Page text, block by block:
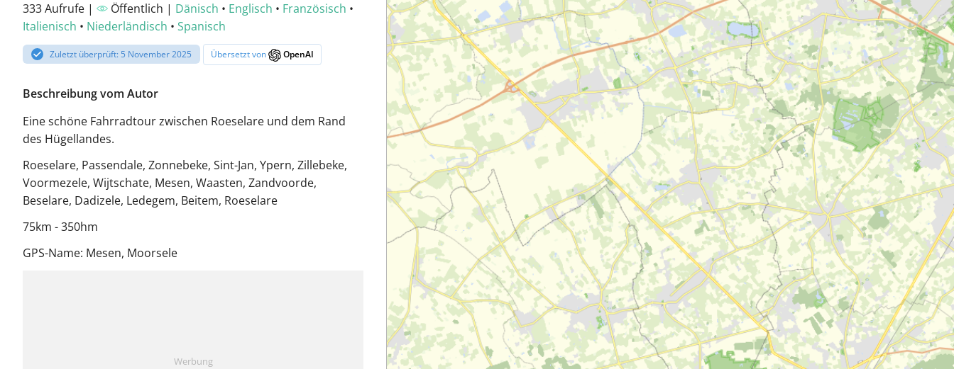
333 Aufrufe | Öffentlich | Dänisch • Englisch • Französisch •
Italienisch • Niederländisch • Spanisch
Zuletzt überprüft: 5 November 2025 Übersetzt von OpenAI
Beschreibung vom Autor
Eine schöne Fahrradtour zwischen Roeselare und dem Rand
des Hügellandes.
Roeselare, Passendale, Zonnebeke, Sint-Jan, Ypern, Zillebeke,
Voormezele, Wijtschate, Mesen, Waasten, Zandvoorde,
Beselare, Dadizele, Ledegem, Beitem, Roeselare
75km - 350hm
GPS-Name: Mesen, Moorsele
Werbung